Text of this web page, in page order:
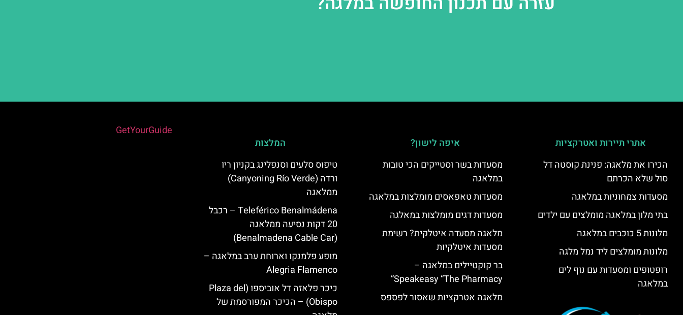
אתרי תיירות ואטרקציות
הכירו את מלאגה: פנינת קוסטה דל
סול שלא הכרתם
מסעדות צמחוניות במלאגה
בתי מלון במלאגה מומלצים עם ילדים
מלונות 5 כוכבים במלאגה
מלונות מומלצים ליד נמל מלגה
רופטופים ומסעדות עם נוף לים
במלאגה
איפה לישון?
מסעדות בשר וסטייקים הכי טובות
במלאגה
מסעדות טאפאסים מומלצות במלאגה
מסעדות דגים מומלצות במאלגה
מלאגה מסעדה איטלקית? רשימת
מסעדות איטלקיות
בר קוקטיילים במלאגה –
Speakeasy “The Pharmacy”
מלאגה אטרקציות שאסור לפספס
המלצות
טיפוס סלעים וסנפלינג בקניון ריו
ורדה (Canyoning Río Verde)
ממלאגה
Teleférico Benalmádena – רכבל
20 דקות נסיעה ממלאגה
(Benalmadena Cable Car)
מופע פלמנקו וארוחת ערב במלאגה –
Alegria Flamenco
כיכר פלאזה דל אוביספו (Plaza del
Obispo) – הכיכר המפורסמת של
GetYourGuide